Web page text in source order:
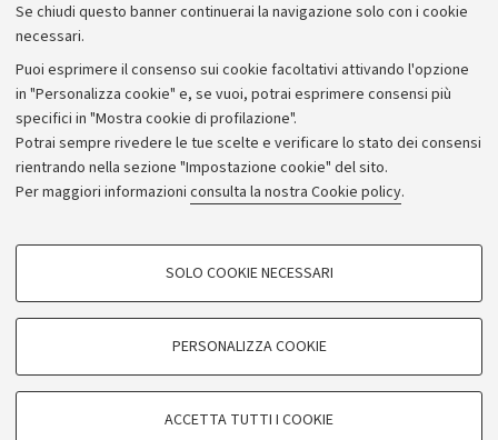
Se chiudi questo banner continuerai la navigazione solo con i cookie
necessari.
Puoi esprimere il consenso sui cookie facoltativi attivando l'opzione
in "Personalizza cookie" e, se vuoi, potrai esprimere consensi più
specifici in "Mostra cookie di profilazione".
Potrai sempre rivedere le tue scelte e verificare lo stato dei consensi
rientrando nella sezione "Impostazione cookie" del sito.
Per maggiori informazioni consulta la nostra Cookie policy.
COOKIE DI PROFILAZIONE - FACOLTATIVI
COOKIE TECNICI - NECESSARI
SOLO COOKIE NECESSARI
PERSONALIZZA COOKIE
ACCETTA TUTTI I COOKIE
Archivio
Comunicati stampa
Redazione
Rassegna stampa
© Copyright 2026 - ALMA MATER STUDIORUM - Università di
Bologna - Via Zamboni, 33 - 40126 Bologna - PI: 01131710376 -
CF: 80007010376